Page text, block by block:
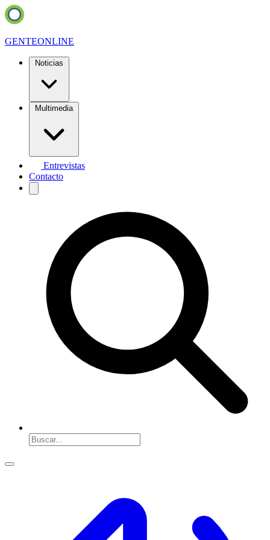
GENTEONLINE
Noticias
Multimedia
Entrevistas
Contacto